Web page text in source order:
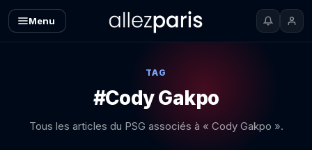
Menu
TAG
#Cody Gakpo
Tous les articles du PSG associés à « Cody Gakpo ».